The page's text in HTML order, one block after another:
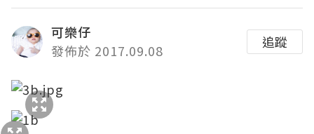
可樂仔
發佈於 2017.09.08
追蹤